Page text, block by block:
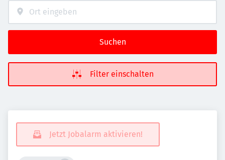
Suchen
Filter einschalten
Jetzt Jobalarm aktivieren!